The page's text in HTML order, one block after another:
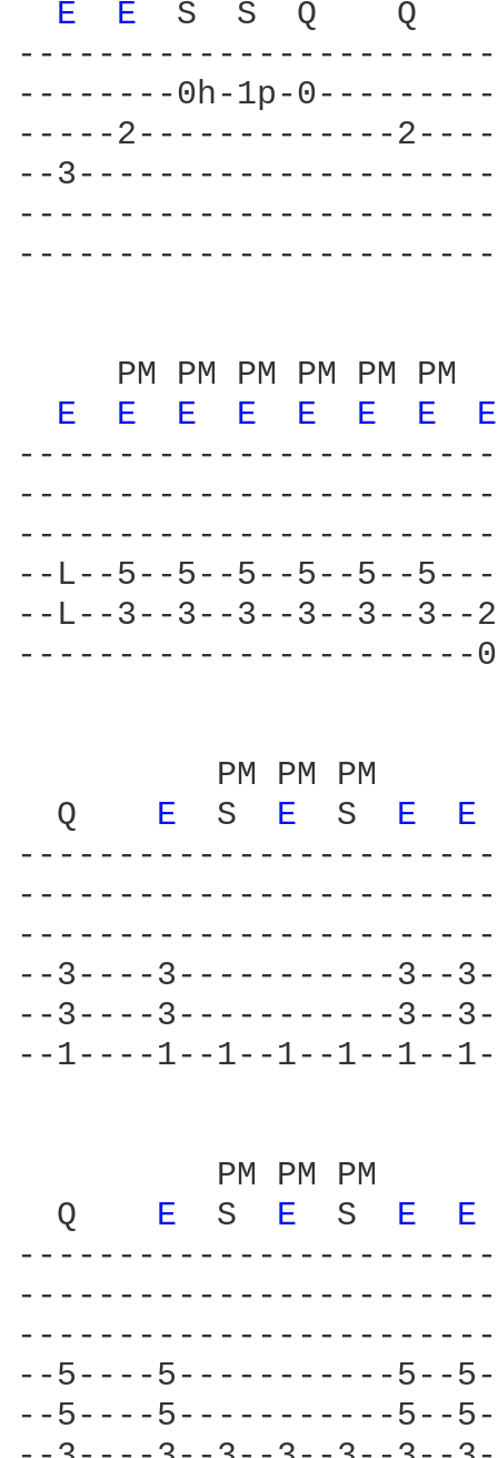
E E S  S  Q    Q
--------0h-1p-
-----2-------------
--
PM PM PM PM PM
E
E E E E E E
--L--5--5--5--5--5--
--L--3--3--3--3--3--
-----------------------
PM PM PM
  Q
E S E S E E
--3----3-----------3--
--3----3-----------3--
--1----1--1--1--1--
PM PM PM
  Q
E S E S E E
--5----5-----------5--
--5----5-----------5--